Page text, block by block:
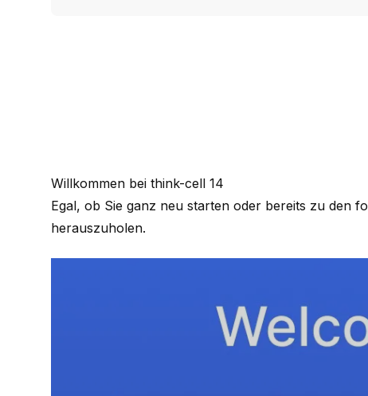
Willkommen bei think-cell 14
Egal, ob Sie ganz neu starten oder bereits zu den
herauszuholen.